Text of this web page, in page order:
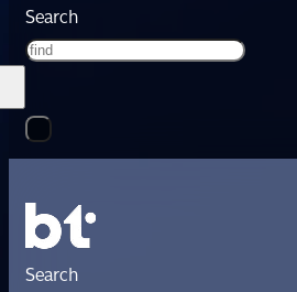
Search
Search